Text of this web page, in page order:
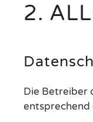
2.
Die Betreiber
entsprechend